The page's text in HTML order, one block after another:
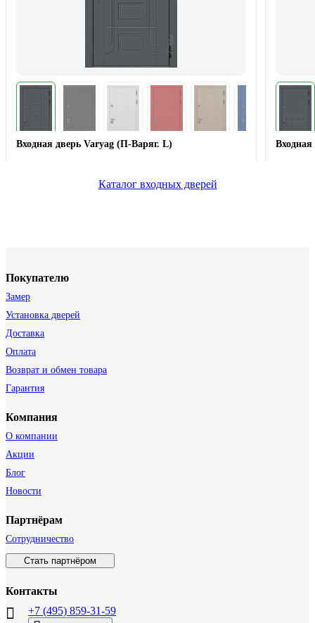
Входная дверь Varyag (П-Варяг. L)
Каталог входных дверей
Покупателю
Замер
Установка дверей
Доставка
Оплата
Возврат и обмен товара
Гарантия
Компания
О компании
Акции
Блог
Новости
Партнёрам
Сотрудничество
Стать партнёром
Контакты
+7 (495) 859-31-59